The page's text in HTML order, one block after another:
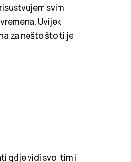
svim
Uvijek
za nešto što ti je
gdje vidi svoj tim i